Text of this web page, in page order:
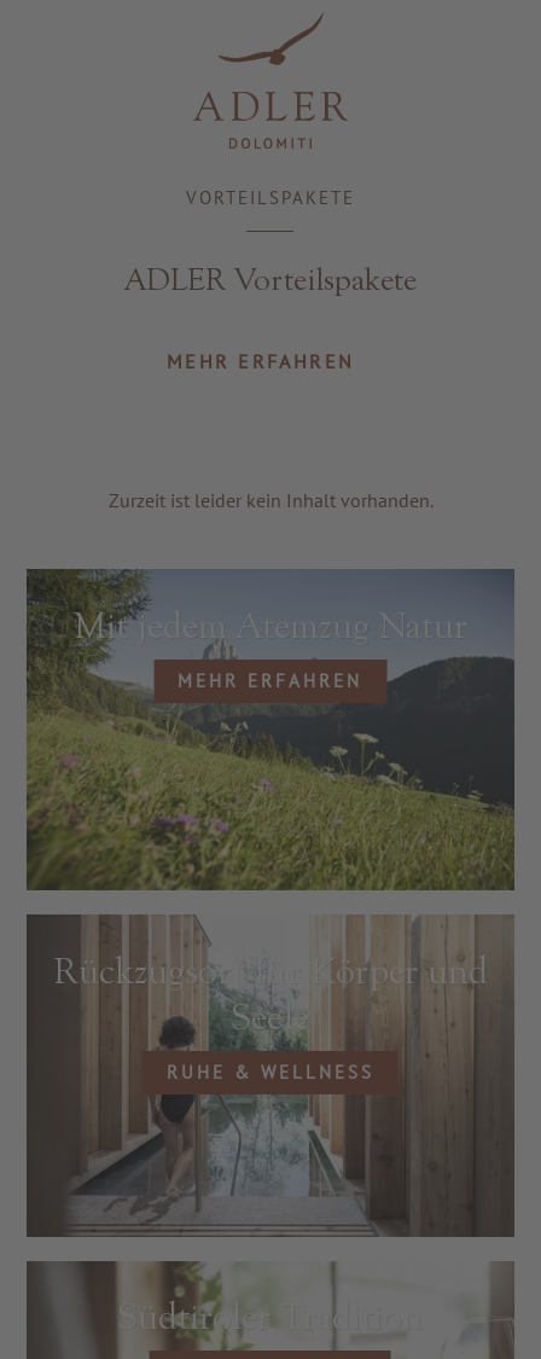
Resorts & Retreats
ZU ALLEN RESORTS & RETREATS
VORTEILSPAKETE
ADLER Vorteilspakete
MEHR ERFAHREN
Zurzeit ist leider kein Inhalt vorhanden.
Mit jedem Atemzug Natur
MEHR ERFAHREN
Rückzugsort für Körper und
Seele
RUHE & WELLNESS
Südtiroler Tradition